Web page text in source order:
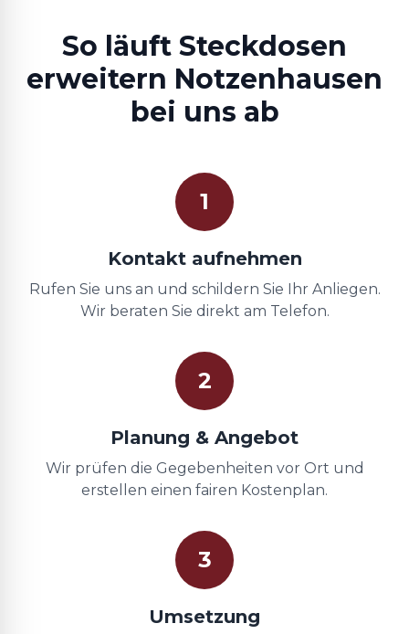
So läuft Steckdosen
erweitern Notzenhausen
bei uns ab
1
Kontakt aufnehmen
Rufen Sie uns an und schildern Sie Ihr Anliegen.
Wir beraten Sie direkt am Telefon.
2
Planung & Angebot
Wir prüfen die Gegebenheiten vor Ort und
erstellen einen fairen Kostenplan.
3
Umsetzung